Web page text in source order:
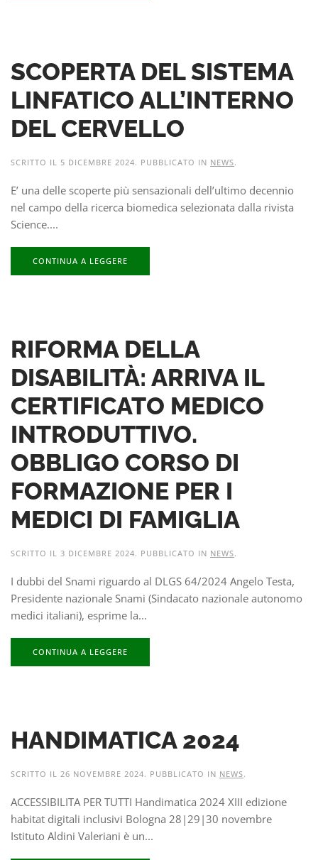
SCOPERTA DEL SISTEMA
LINFATICO ALL’INTERNO
DEL CERVELLO
SCRITTO IL 5 DICEMBRE 2024. PUBBLICATO IN NEWS.
E’ una delle scoperte più sensazionali dell’ultimo decennio
nel campo della ricerca biomedica selezionata dalla rivista
Science....
CONTINUA A LEGGERE
RIFORMA DELLA
DISABILITÀ: ARRIVA IL
CERTIFICATO MEDICO
INTRODUTTIVO.
OBBLIGO CORSO DI
FORMAZIONE PER I
MEDICI DI FAMIGLIA
SCRITTO IL 3 DICEMBRE 2024. PUBBLICATO IN NEWS.
I dubbi del Snami riguardo al DLGS 64/2024 Angelo Testa,
Presidente nazionale Snami (Sindacato nazionale autonomo
medici italiani), esprime la...
CONTINUA A LEGGERE
HANDIMATICA 2024
SCRITTO IL 26 NOVEMBRE 2024. PUBBLICATO IN NEWS.
ACCESSIBILITA PER TUTTI Handimatica 2024 XIII edizione
habitat digitali inclusivi Bologna 28|29|30 novembre
Istituto Aldini Valeriani è un...